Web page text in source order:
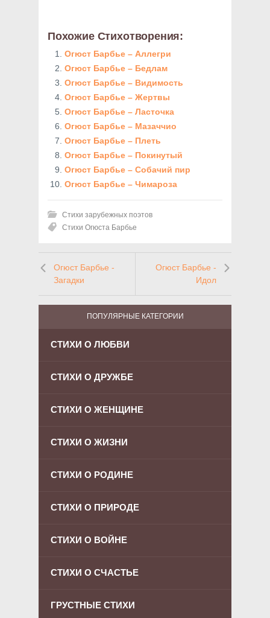
Похожие Стихотворения:
Огюст Барбье – Аллегри
Огюст Барбье – Бедлам
Огюст Барбье – Видимость
Огюст Барбье – Жертвы
Огюст Барбье – Ласточка
Огюст Барбье – Мазаччио
Огюст Барбье – Плеть
Огюст Барбье – Покинутый
Огюст Барбье – Собачий пир
Огюст Барбье – Чимароза
Стихи зарубежных поэтов
Стихи Огюста Барбье
Огюст Барбье -
Загадки
Огюст Барбье -
Идол
ПОПУЛЯРНЫЕ КАТЕГОРИИ
СТИХИ О ЛЮБВИ
СТИХИ О ДРУЖБЕ
СТИХИ О ЖЕНЩИНЕ
СТИХИ О ЖИЗНИ
СТИХИ О РОДИНЕ
СТИХИ О ПРИРОДЕ
СТИХИ О ВОЙНЕ
СТИХИ О СЧАСТЬЕ
ГРУСТНЫЕ СТИХИ